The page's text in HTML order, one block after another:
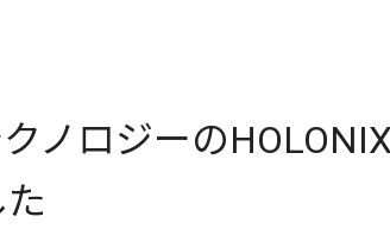
ノロジーの